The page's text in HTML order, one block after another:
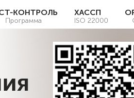
КОНТРОЛЬ
Программа
ХАССП
ISO 22000